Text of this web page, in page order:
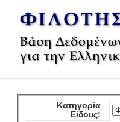
Κατηγορία
Είδους: